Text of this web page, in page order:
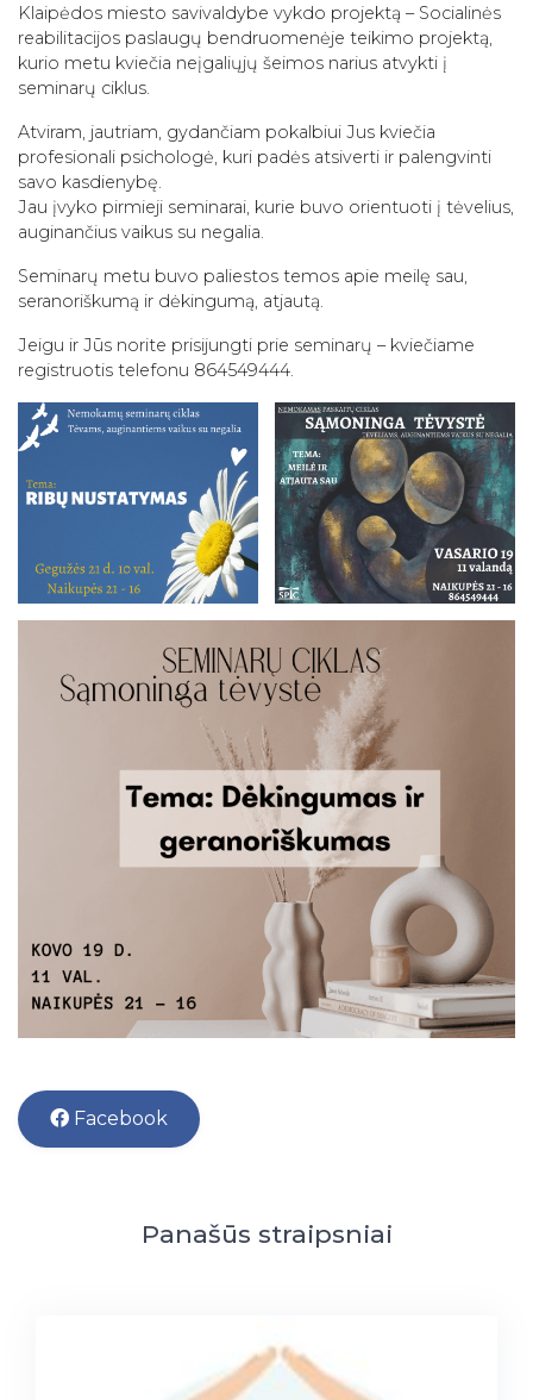
Klaipėdos miesto savivaldybe vykdo projektą – Socialinės
reabilitacijos paslaugų bendruomenėje teikimo projektą,
kurio metu kviečia neįgaliųjų šeimos narius atvykti į
seminarų ciklus.
Atviram, jautriam, gydančiam pokalbiui Jus kviečia
profesionali psichologė, kuri padės atsiverti ir palengvinti
savo kasdienybę.
Jau įvyko pirmieji seminarai, kurie buvo orientuoti į tėvelius,
auginančius vaikus su negalia.
Seminarų metu buvo paliestos temos apie meilę sau,
seranoriškumą ir dėkingumą, atjautą.
Jeigu ir Jūs norite prisijungti prie seminarų – kviečiame
registruotis telefonu 864549444.
Facebook
Panašūs straipsniai